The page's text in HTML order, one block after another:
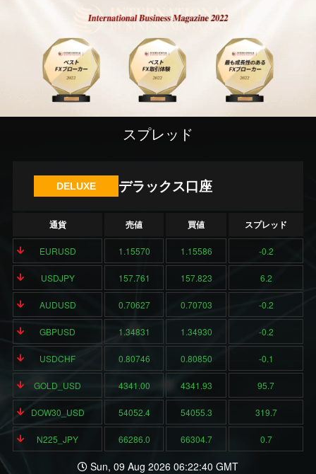
スプレッド
DELUXE デラックス口座
通貨 売値 買値 スプレッド
EURUSD 1.15570 1.15586 -0.2
USDJPY 157.761 157.823 6.2
AUDUSD 0.70627 0.70703 -0.2
GBPUSD 1.34831 1.34930 -0.2
USDCHF 0.80746 0.80850 -0.1
GOLD_USD 4341.00 4341.93 95.7
DOW30_USD 54052.4 54055.3 319.7
N225_JPY 66286.0 66304.7 0.7
Sun, 09 Aug 2026 06:22:40 GMT